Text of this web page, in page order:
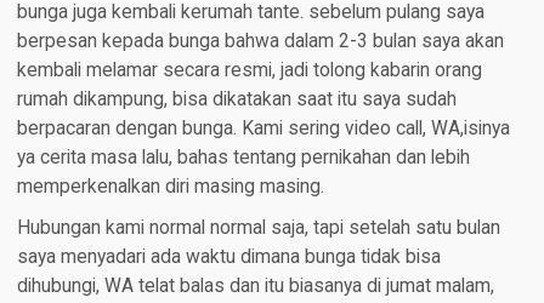
bunga juga kembali kerumah tante. sebelum pulang saya
berpesan kepada bunga bahwa dalam 2-3 bulan saya akan
kembali melamar secara resmi, jadi tolong kabarin orang
rumah dikampung, bisa dikatakan saat itu saya sudah
berpacaran dengan bunga. Kami sering video call, WA,isinya
ya cerita masa lalu, bahas tentang pernikahan dan lebih
memperkenalkan diri masing masing.
Hubungan kami normal normal saja, tapi setelah satu bulan
saya menyadari ada waktu dimana bunga tidak bisa
dihubungi, WA telat balas dan itu biasanya di jumat malam,